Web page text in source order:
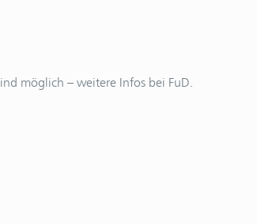
möglich – weitere Infos bei FuD.